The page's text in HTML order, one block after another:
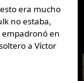
era mucho
no estaba,
empadronó en
a Víctor